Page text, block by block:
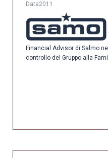
Data2011
Financial Advisor di Salmo
controllo del Gruppo alla